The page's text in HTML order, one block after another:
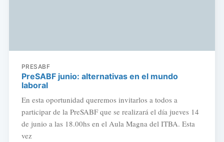
PRESABF
PreSABF junio: alternativas en el mundo
laboral
En esta oportunidad queremos invitarlos a todos a
participar de la PreSABF que se realizará el día jueves 14
de junio a las 18.00hs en el Aula Magna del ITBA. Esta
vez